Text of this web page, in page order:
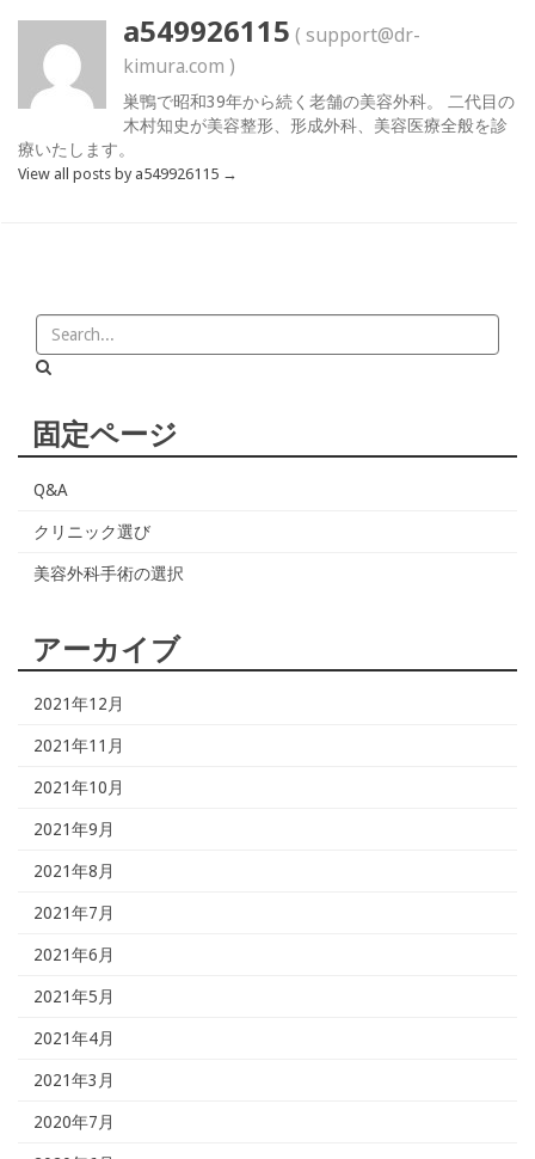
a549926115 ( support@dr-
kimura.com )
巣鴨で昭和39年から続く老舗の美容外科。 二代目の
木村知史が美容整形、形成外科、美容医療全般を診
療いたします。
View all posts by a549926115 →
固定ページ
Q&A
クリニック選び
美容外科手術の選択
アーカイブ
2021年12月
2021年11月
2021年10月
2021年9月
2021年8月
2021年7月
2021年6月
2021年5月
2021年4月
2021年3月
2020年7月